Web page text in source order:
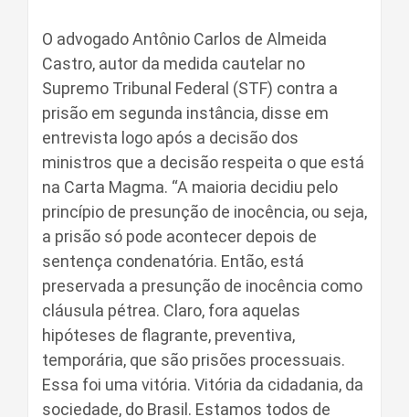
O advogado Antônio Carlos de Almeida
Castro, autor da medida cautelar no
Supremo Tribunal Federal (STF) contra a
prisão em segunda instância, disse em
entrevista logo após a decisão dos
ministros que a decisão respeita o que está
na Carta Magma. “A maioria decidiu pelo
princípio de presunção de inocência, ou seja,
a prisão só pode acontecer depois de
sentença condenatória. Então, está
preservada a presunção de inocência como
cláusula pétrea. Claro, fora aquelas
hipóteses de flagrante, preventiva,
temporária, que são prisões processuais.
Essa foi uma vitória. Vitória da cidadania, da
sociedade, do Brasil. Estamos todos de